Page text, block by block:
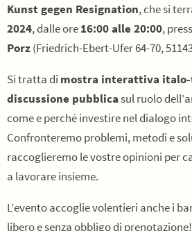
Kunst gegen Resignation, che si
2024, dalle ore16:00 alle 20:00,
Porz(Friedrich-Ebert-Ufer 64-70,
Si tratta di mostra interattiva italo-
discussione pubblicasul ruolo
come e perché investire nel dialogo
Confronteremo problemi, metodi e
raccoglieremo le vostre opinioni per
a lavorare insieme.
L’evento accoglie volentieri anche i
libero e senza obbligo di prenotazione!